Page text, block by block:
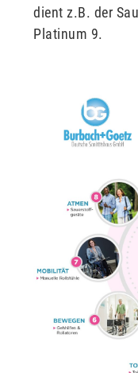
dient z.B. der
Platinum 9.